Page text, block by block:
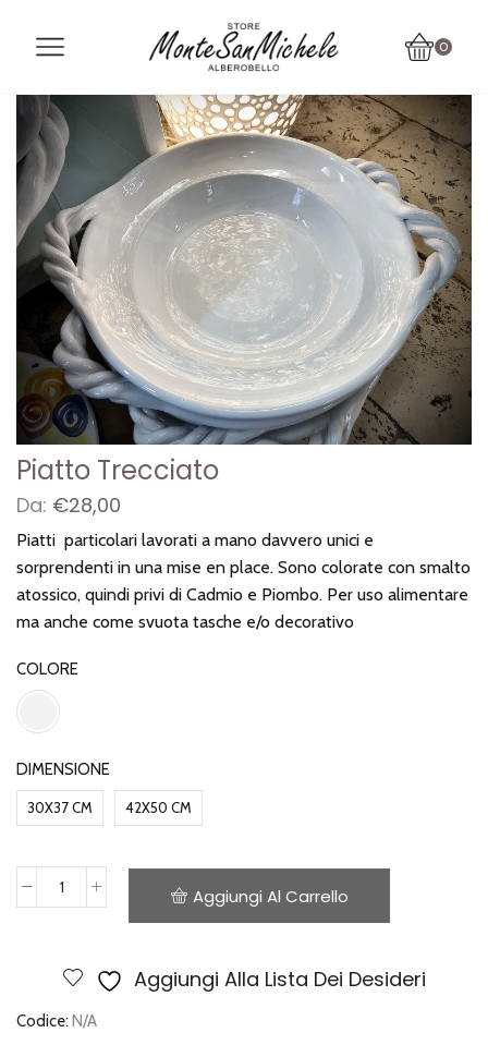
0
Piatto Trecciato
Da: €28,00
Piatti particolari lavorati a mano davvero unici e
sorprendenti in una mise en place. Sono colorate con smalto
atossico, quindi privi di Cadmio e Piombo. Per uso alimentare
ma anche come svuota tasche e/o decorativo
COLORE
DIMENSIONE
30X37 CM 42X50 CM
Aggiungi Al Carrello
Aggiungi Alla Lista Dei Desideri
Codice: N/A